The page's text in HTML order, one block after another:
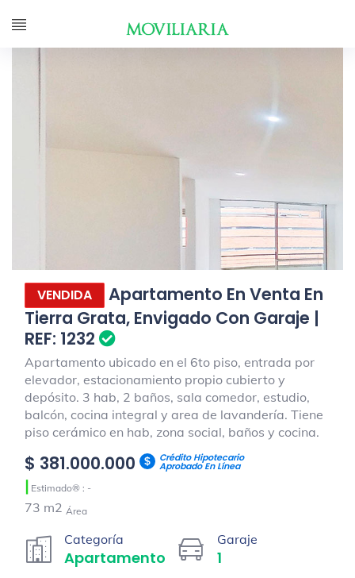
VENDIDA
Apartamento En Venta En
Tierra Grata, Envigado Con Garaje |
REF: 1232
Apartamento ubicado en el 6to piso, entrada por
elevador, estacionamiento propio cubierto y
depósito. 3 hab, 2 baños, sala comedor, estudio,
balcón, cocina integral y area de lavandería. Tiene
piso cerámico en hab, zona social, baños y cocina.
$ 381.000.000 Crédito Hipotecario
Aprobado En Línea
| Estimado® : -
73 m2 Área
Categoría
Apartamento
Garaje
1